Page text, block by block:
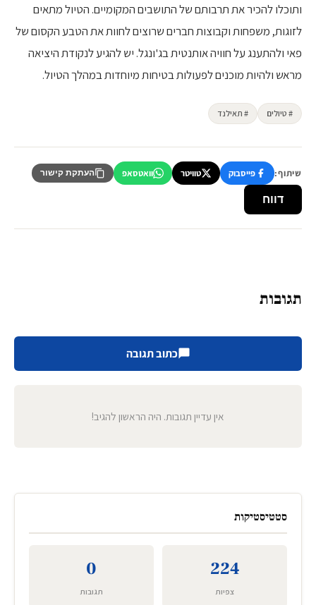
ותוכלו להכיר את תרבותם של התושבים המקומיים. הטיול מתאים
לזוגות, משפחות וקבוצות חברים שרוצים לחוות את הטבע הקסום של
פאי ולהתענג על חוויה אותנטית בג'ונגל. יש להגיע לנקודת היציאה
מראש ולהיות מוכנים לפעולות בטיחות מיוחדות במהלך הטיול.
# טיולים # תאילנד
שיתוף: פייסבוק טוויטר וואטסאפ העתקת קישור
דווח
תגובות
כתוב תגובה
אין עדיין תגובות. היה הראשון להגיב!
סטטיסטיקות
224
צפיות
0
תגובות